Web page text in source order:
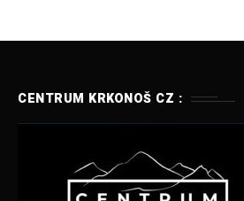
CENTRUM KRKONOŠ CZ :